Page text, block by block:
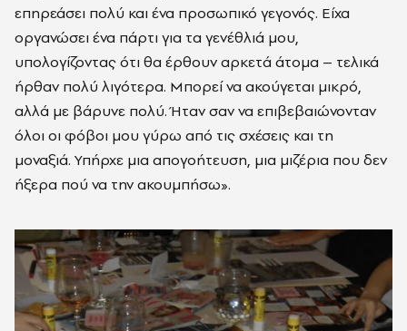
επηρεάσει πολύ και ένα προσωπικό γεγονός. Είχα
οργανώσει ένα πάρτι για τα γενέθλιά μου,
υπολογίζοντας ότι θα έρθουν αρκετά άτομα – τελικά
ήρθαν πολύ λιγότερα. Μπορεί να ακούγεται μικρό,
αλλά με βάρυνε πολύ. Ήταν σαν να επιβεβαιώνονταν
όλοι οι φόβοι μου γύρω από τις σχέσεις και τη
μοναξιά. Υπήρχε μια απογοήτευση, μια μιζέρια που δεν
ήξερα πού να την ακουμπήσω».